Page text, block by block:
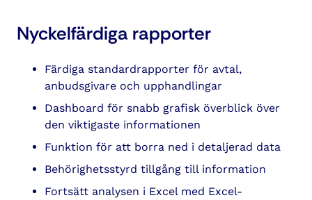
Nyckelfärdiga rapporter
Färdiga standardrapporter för avtal,
anbudsgivare och upphandlingar
Dashboard för snabb grafisk överblick över
den viktigaste informationen
Funktion för att borra ned i detaljerad data
Behörighetsstyrd tillgång till information
Fortsätt analysen i Excel med Excel-